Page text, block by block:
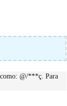
como: @/***ç. Para